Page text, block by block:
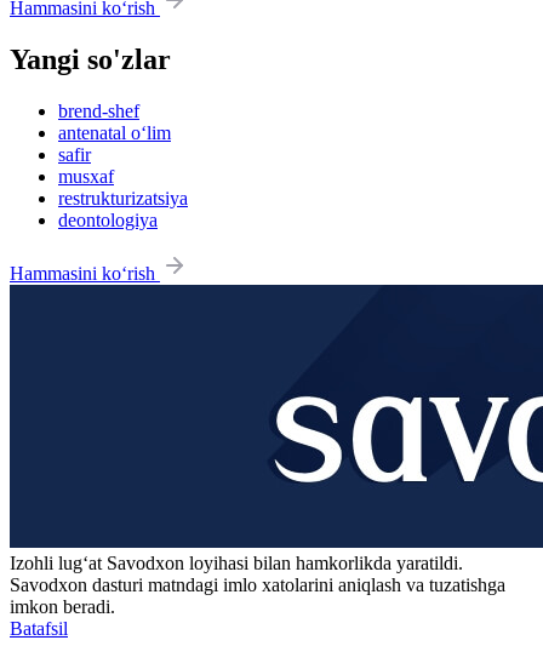
Hammasini ko‘rish
Yangi so'zlar
brend-shef
antenatal o‘lim
safir
musxaf
restrukturizatsiya
deontologiya
Hammasini ko‘rish
Izohli lugʻat Savodxon loyihasi bilan hamkorlikda yaratildi.
Savodxon dasturi matndagi imlo xatolarini aniqlash va tuzatishga
imkon beradi.
Batafsil